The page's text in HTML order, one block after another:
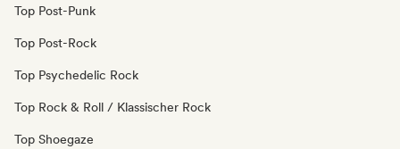
Top Post-Punk
Top Post-Rock
Top Psychedelic Rock
Top Rock & Roll / Klassischer Rock
Top Shoegaze